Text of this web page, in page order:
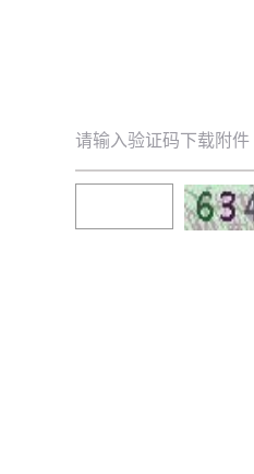
请输入验证码下载附件